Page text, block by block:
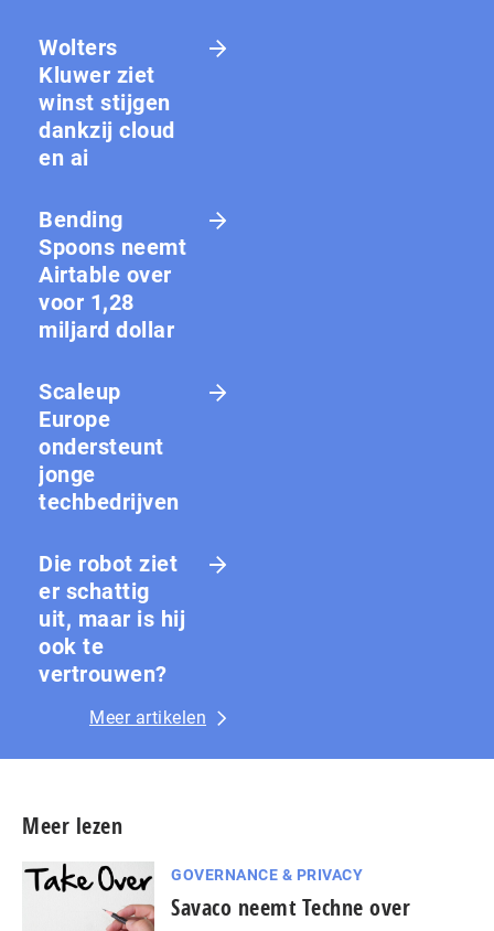
Wolters
Kluwer ziet
winst stijgen
dankzij cloud
en ai
Bending
Spoons neemt
Airtable over
voor 1,28
miljard dollar
Scaleup
Europe
ondersteunt
jonge
techbedrijven
Die robot ziet
er schattig
uit, maar is hij
ook te
vertrouwen?
Meer artikelen
Meer lezen
GOVERNANCE & PRIVACY
Savaco neemt Techne over